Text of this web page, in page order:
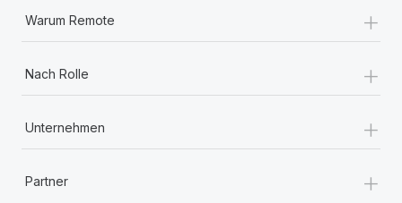
Warum Remote +
Nach Rolle +
Unternehmen +
Partner +